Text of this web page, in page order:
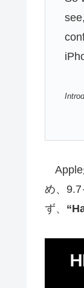
Apple
め、
ず、